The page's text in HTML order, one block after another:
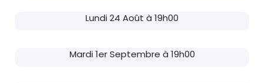
Lundi 24 Août à 19h00
Mardi 1er Septembre à 19h00